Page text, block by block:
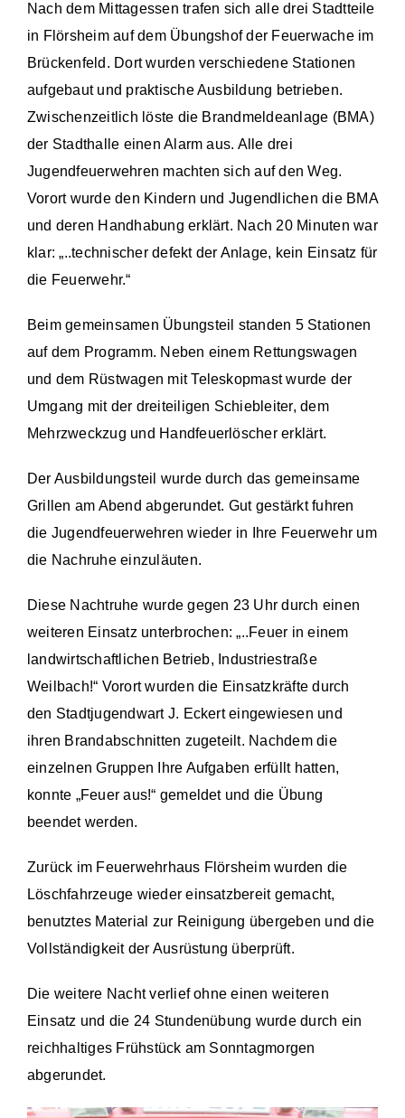
Nach dem Mittagessen trafen sich alle drei Stadtteile
in Flörsheim auf dem Übungshof der Feuerwache im
Brückenfeld. Dort wurden verschiedene Stationen
aufgebaut und praktische Ausbildung betrieben.
Zwischenzeitlich löste die Brandmeldeanlage (BMA)
der Stadthalle einen Alarm aus. Alle drei
Jugendfeuerwehren machten sich auf den Weg.
Vorort wurde den Kindern und Jugendlichen die BMA
und deren Handhabung erklärt. Nach 20 Minuten war
klar: „..technischer defekt der Anlage, kein Einsatz für
die Feuerwehr.“
Beim gemeinsamen Übungsteil standen 5 Stationen
auf dem Programm. Neben einem Rettungswagen
und dem Rüstwagen mit Teleskopmast wurde der
Umgang mit der dreiteiligen Schiebleiter, dem
Mehrzweckzug und Handfeuerlöscher erklärt.
Der Ausbildungsteil wurde durch das gemeinsame
Grillen am Abend abgerundet. Gut gestärkt fuhren
die Jugendfeuerwehren wieder in Ihre Feuerwehr um
die Nachruhe einzuläuten.
Diese Nachtruhe wurde gegen 23 Uhr durch einen
weiteren Einsatz unterbrochen: „..Feuer in einem
landwirtschaftlichen Betrieb, Industriestraße
Weilbach!“ Vorort wurden die Einsatzkräfte durch
den Stadtjugendwart J. Eckert eingewiesen und
ihren Brandabschnitten zugeteilt. Nachdem die
einzelnen Gruppen Ihre Aufgaben erfüllt hatten,
konnte „Feuer aus!“ gemeldet und die Übung
beendet werden.
Zurück im Feuerwehrhaus Flörsheim wurden die
Löschfahrzeuge wieder einsatzbereit gemacht,
benutztes Material zur Reinigung übergeben und die
Vollständigkeit der Ausrüstung überprüft.
Die weitere Nacht verlief ohne einen weiteren
Einsatz und die 24 Stundenübung wurde durch ein
reichhaltiges Frühstück am Sonntagmorgen
abgerundet.